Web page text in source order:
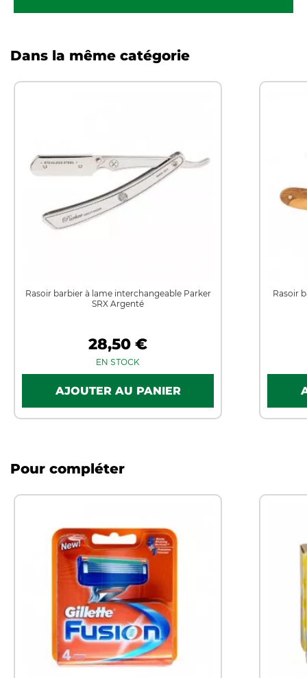
Dans la même catégorie
Rasoir barbier à lame interchangeable Parker
SRX Argenté
28,50 €
EN STOCK
Rasoir
Pour compléter